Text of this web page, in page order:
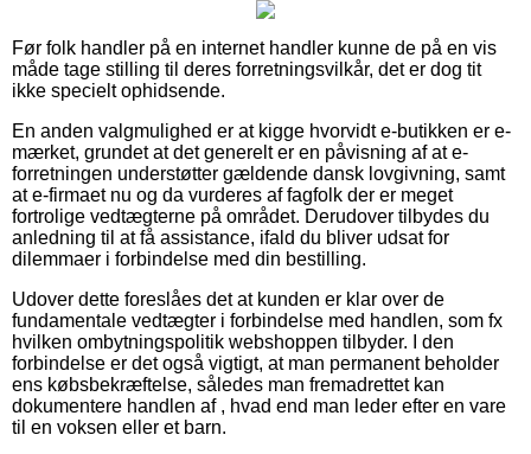
Før folk handler på en internet handler kunne de på en vis
måde tage stilling til deres forretningsvilkår, det er dog tit
ikke specielt ophidsende.
En anden valgmulighed er at kigge hvorvidt e-butikken er e-
mærket, grundet at det generelt er en påvisning af at e-
forretningen understøtter gældende dansk lovgivning, samt
at e-firmaet nu og da vurderes af fagfolk der er meget
fortrolige vedtægterne på området. Derudover tilbydes du
anledning til at få assistance, ifald du bliver udsat for
dilemmaer i forbindelse med din bestilling.
Udover dette foreslåes det at kunden er klar over de
fundamentale vedtægter i forbindelse med handlen, som fx
hvilken ombytningspolitik webshoppen tilbyder. I den
forbindelse er det også vigtigt, at man permanent beholder
ens købsbekræftelse, således man fremadrettet kan
dokumentere handlen af , hvad end man leder efter en vare
til en voksen eller et barn.